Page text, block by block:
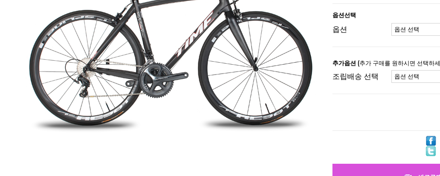
옵션선택
옵션
추가옵션 (추가 구매를 원하시면 선택하
조립배송 선택